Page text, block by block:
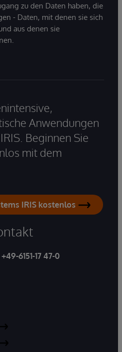
zu den Daten haben, die
- Daten, mit denen sie sich
aus denen sie
Anwendungen
Beginnen Sie
mit dem
IRIS kostenlos
+49-6151-17 47-0